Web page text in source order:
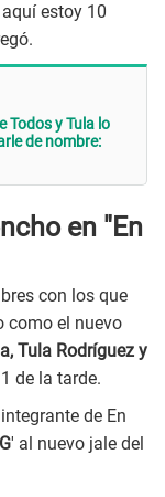
estoy 10
Todos y Tula lo
de nombre:
en "En
con los que
como el nuevo
Tula Rodríguez y
de la tarde.
de En
' al nuevo jale del